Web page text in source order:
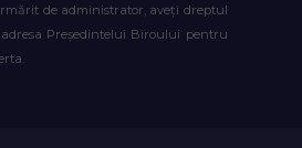
de administrator, aveți dreptul
Președintelui Biroului pentru